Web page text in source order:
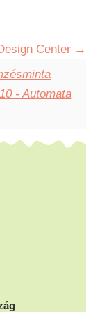
Center
- Automata